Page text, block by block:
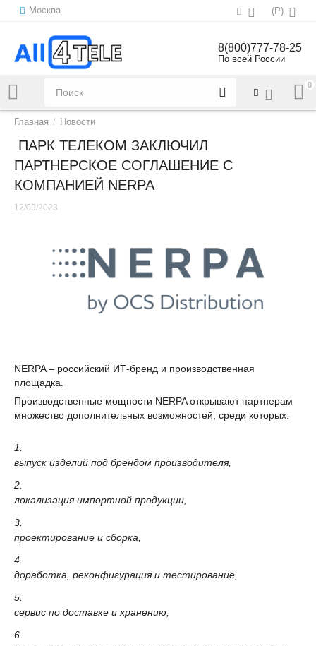
Москва (Р)
Напишите нам:sales@all4tele.com
8(800)777-78-25
По всей России
0
Главная / Новости
​ ПАРК ТЕЛЕКОМ ЗАКЛЮЧИЛ
ПАРТНЕРСКОЕ СОГЛАШЕНИЕ С
КОМПАНИЕЙ NERPA
12/09/2023
NERPA – российский ИТ-бренд и производственная
площадка.
Производственные мощности NERPA открывают партнерам
множество дополнительных возможностей, среди которых:
1.
выпуск изделий под брендом производителя,
2.
локализация импортной продукции,
3.
проектирование и сборка,
4.
доработка, реконфигурация и тестирование,
5.
сервис по доставке и хранению,
6.